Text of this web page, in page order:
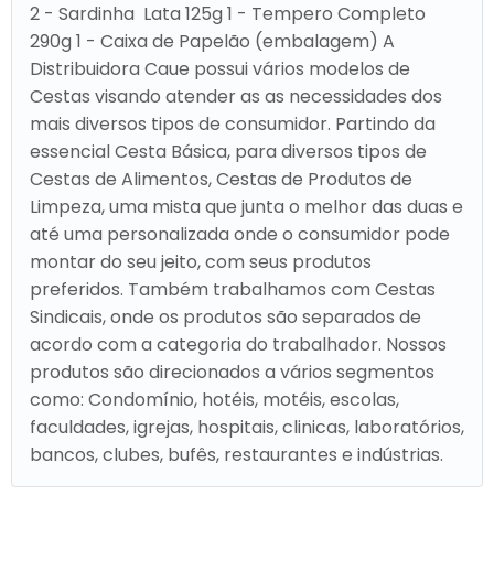
2 - Sardinha Lata 125g 1 - Tempero Completo
290g 1 - Caixa de Papelão (embalagem) A
Distribuidora Caue possui vários modelos de
Cestas visando atender as as necessidades dos
mais diversos tipos de consumidor. Partindo da
essencial Cesta Básica, para diversos tipos de
Cestas de Alimentos, Cestas de Produtos de
Limpeza, uma mista que junta o melhor das duas e
até uma personalizada onde o consumidor pode
montar do seu jeito, com seus produtos
preferidos. Também trabalhamos com Cestas
Sindicais, onde os produtos são separados de
acordo com a categoria do trabalhador. Nossos
produtos são direcionados a vários segmentos
como: Condomínio, hotéis, motéis, escolas,
faculdades, igrejas, hospitais, clinicas, laboratórios,
bancos, clubes, bufês, restaurantes e indústrias.